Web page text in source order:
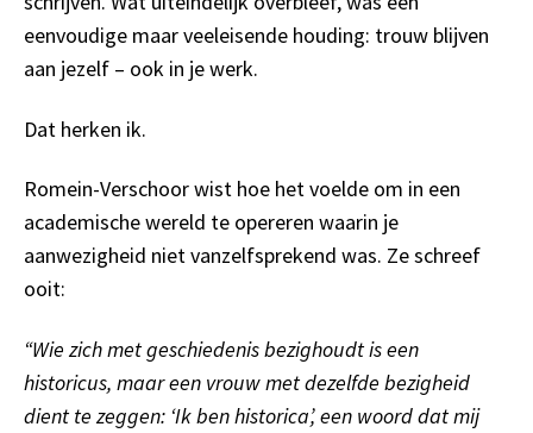
eenvoudige maar veeleisende houding: trouw blijven
aan jezelf – ook in je werk.
Dat herken ik.
Romein-Verschoor wist hoe het voelde om in een
academische wereld te opereren waarin je
aanwezigheid niet vanzelfsprekend was. Ze schreef
ooit:
“Wie zich met geschiedenis bezighoudt is een
historicus, maar een vrouw met dezelfde bezigheid
dient te zeggen: ‘Ik ben historica’, een woord dat mij